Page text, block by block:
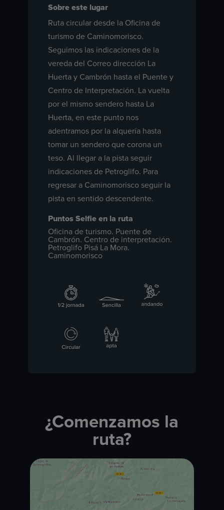
Sobre este lugar
Ruta circular desde la Oficina de
turismo de Caminomorisco.
Seguimos las indicaciones de la
vereda del Correo dirección La
Huerta y Cambrón hasta el Puente y
Centro de Interpretación. La vuelta
por el mismo sendero hasta La
Huerta, en este punto nos
adentramos por la alquería hasta
tomar un sendero que corona un
teso. Al llegar a la pista seguir
indicaciones de Petroglifo. Para
regresar a Caminomorisco seguir la
pista en sentido descendente.
Puntos Selfie en la ruta
Oficina de turismo. Puente de
Cambrón. Centro de interpretación.
Petroglifo Pisá La Mora.
Caminomorisco
¿Comenzamos la
ruta?